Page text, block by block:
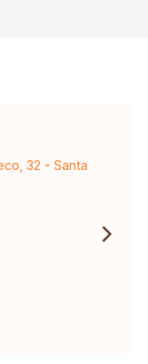
32 - Santa